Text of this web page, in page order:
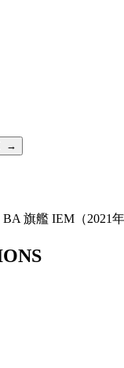
→
旗艦 IEM（2021